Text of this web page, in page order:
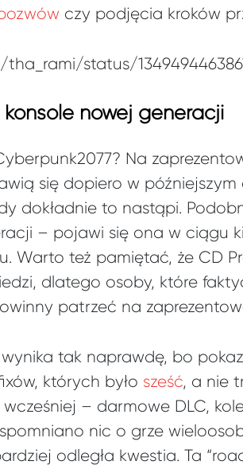
czy podjęcia kroków
status/
konsole nowej generacji
Na
się dopiero w późniejszym
dokładnie to nastąpi.
– pojawi się ona w ciągu
Warto też pamiętać, że CD
dlatego osoby, które
patrzeć na
tak naprawdę, bo
których było sześć, a nie
– darmowe DLC,
nic o grze
odległa kwestia. Ta